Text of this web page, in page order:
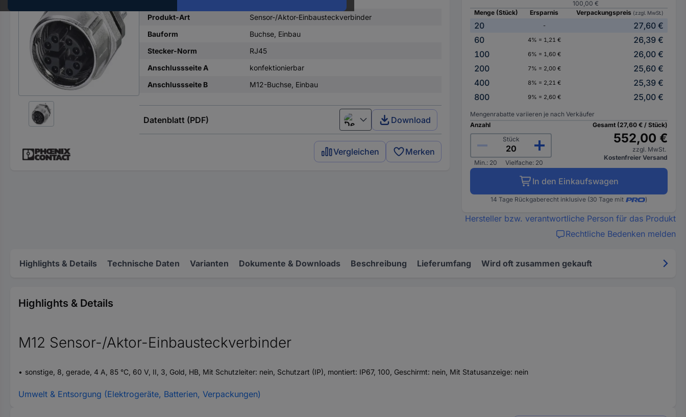
Teile-
Produkt-Art
Sensor-/Aktor-Einbausteckverbinder
Bauform
Buchse, Einbau
Stecker-Norm
RJ45
Anschlussseite A
konfektionierbar
Anschlussseite B
M12-Buchse, Einbau
Datenblatt (PDF) Deutsch (Deutschland)
Download
Vergleichen Merken
100,00 €
Menge (Stück)
Ersparnis Verpackungspreis (zzgl. MwSt.)
20 -
27,60 €
60
4% = 1,21 €
26,39 €
100
6% = 1,60 €
26,00 €
200
7% = 2,00 €
25,60 €
400
8% = 2,21 €
25,39 €
800
9% = 2,60 € 25,00 €
Mengenrabatte variieren je nach Verkäufer
Anzahl
Stück
Min.: 20 Vielfache: 20
Gesamt (27,60 € / Stück)
552,00 €
zzgl. MwSt.
Kostenfreier Versand
In den Einkaufswagen
14 Tage Rückgaberecht inklusive (30 Tage mit )
Hersteller bzw. verantwortliche Person für das Produkt
Rechtliche Bedenken melden
Highlights & Details Technische Daten Varianten Dokumente & Downloads Beschreibung Lieferumfang Wird oft zusammen gekauft
Highlights & Details
M12 Sensor-/Aktor-Einbausteckverbinder
sonstige, 8, gerade, 4 A, 85 °C, 60 V, II, 3, Gold, HB, Mit Schutzleiter: nein, Schutzart (IP), montiert: IP67, 100, Geschirmt: nein, Mit Statusanzeige: nein
Umwelt & Entsorgung (Elektrogeräte, Batterien, Verpackungen)